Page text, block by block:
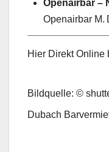
Openairbar –
Openairbar M.
Hier Direkt Online
Bildquelle: ©
Dubach